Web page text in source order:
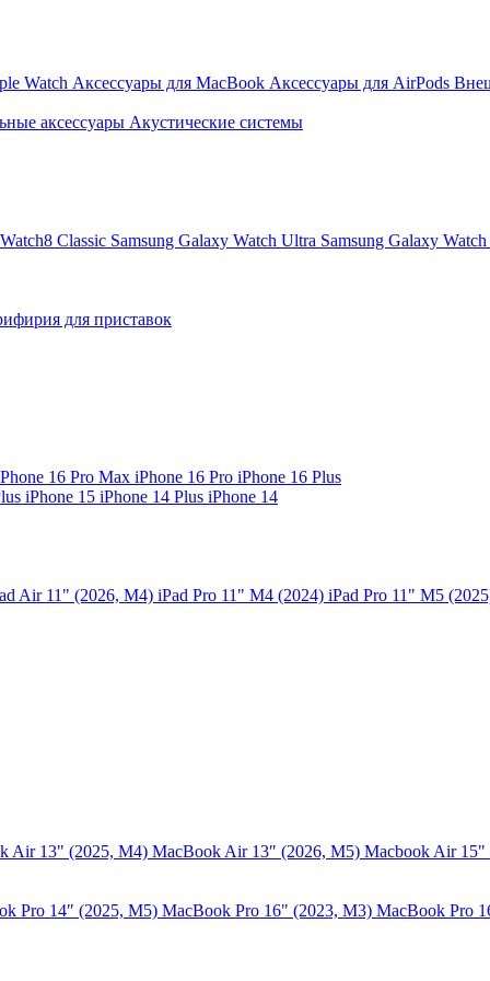
Watch Аксессуары для MacBook Аксессуары для AirPods
аксессуары Акустические системы
Classic Samsung Galaxy Watch Ultra Samsung Galaxy
для приставок
16 Pro Max iPhone 16 Pro iPhone 16 Plus
iPhone 15 iPhone 14 Plus iPhone 14
Air 11" (2026, M4) iPad Pro 11" M4 (2024) iPad Pro 11" M5
Air 13" (2025, M4) MacBook Air 13″ (2026, M5) Macbook Air 15"
Pro 14″ (2025, M5) MacBook Pro 16" (2023, M3) MacBook Pro